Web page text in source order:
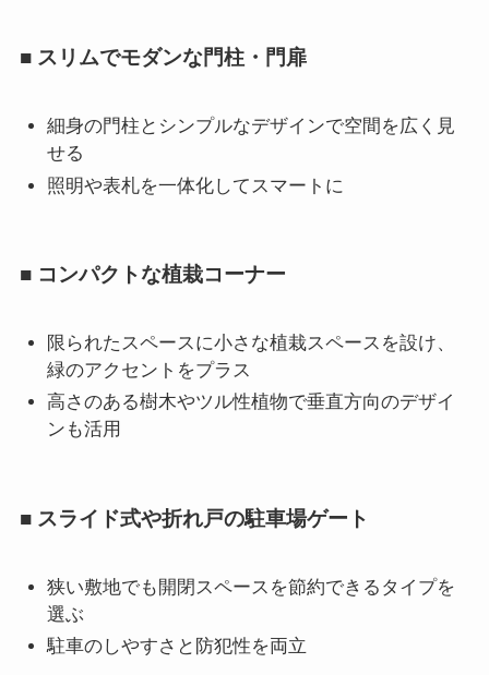
■ スリムでモダンな門柱・門扉
細身の門柱とシンプルなデザインで空間を広く見
せる
照明や表札を一体化してスマートに
■ コンパクトな植栽コーナー
限られたスペースに小さな植栽スペースを設け、
緑のアクセントをプラス
高さのある樹木やツル性植物で垂直方向のデザイ
ンも活用
■ スライド式や折れ戸の駐車場ゲート
狭い敷地でも開閉スペースを節約できるタイプを
選ぶ
駐車のしやすさと防犯性を両立